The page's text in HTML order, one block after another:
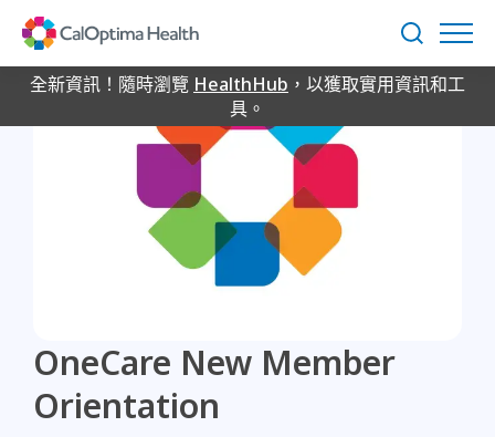
Content
搜
尋
全新資訊！隨時瀏覽 HealthHub ，以獲取實用資訊和工
具。
OneCare New Member
Orientation